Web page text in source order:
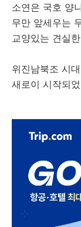
소연은 국호 양
무만 앞세우는
교양있는 견실
위진남북조 시
새로이 시작되